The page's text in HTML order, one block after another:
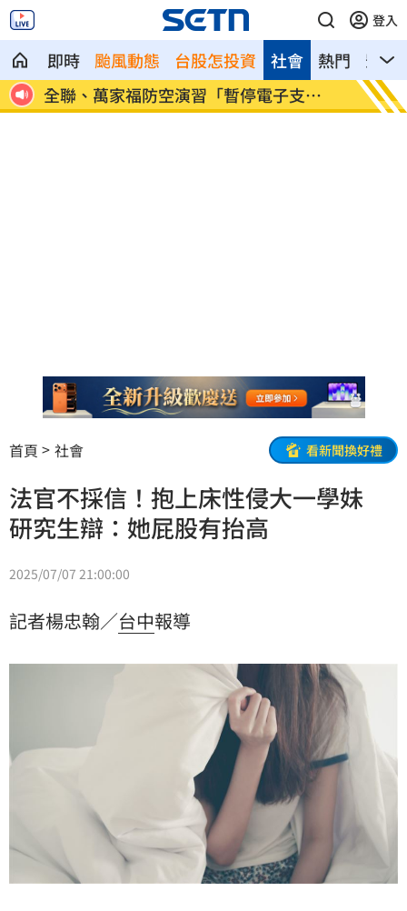
登入
即時 颱風動態 台股怎投資 熱門 影音
社會
紅 全聯、萬家福防空演習「暫停電子支
付」！
淡出
首頁 社會 看新聞換好禮
法官不採信！抱上床性侵大一學妹
研究生辯：她屁股有抬高
2025/07/07 21:00:00
記者楊忠翰／台中報導